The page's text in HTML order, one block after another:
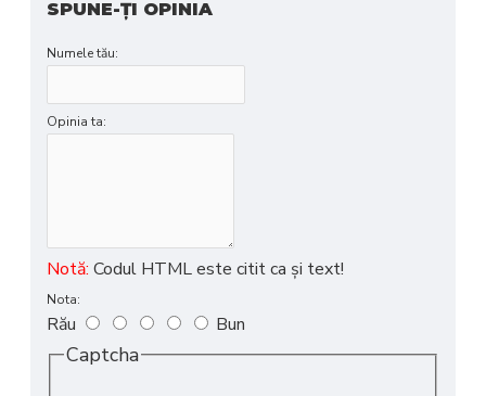
SPUNE-ŢI OPINIA
Numele tău:
Opinia ta:
Notă: Codul HTML este citit ca şi text!
Nota:
Rău Bun
Captcha